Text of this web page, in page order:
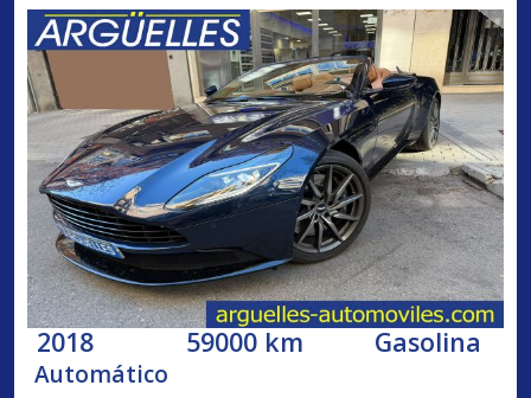
2018 59000 km Gasolina
Automático